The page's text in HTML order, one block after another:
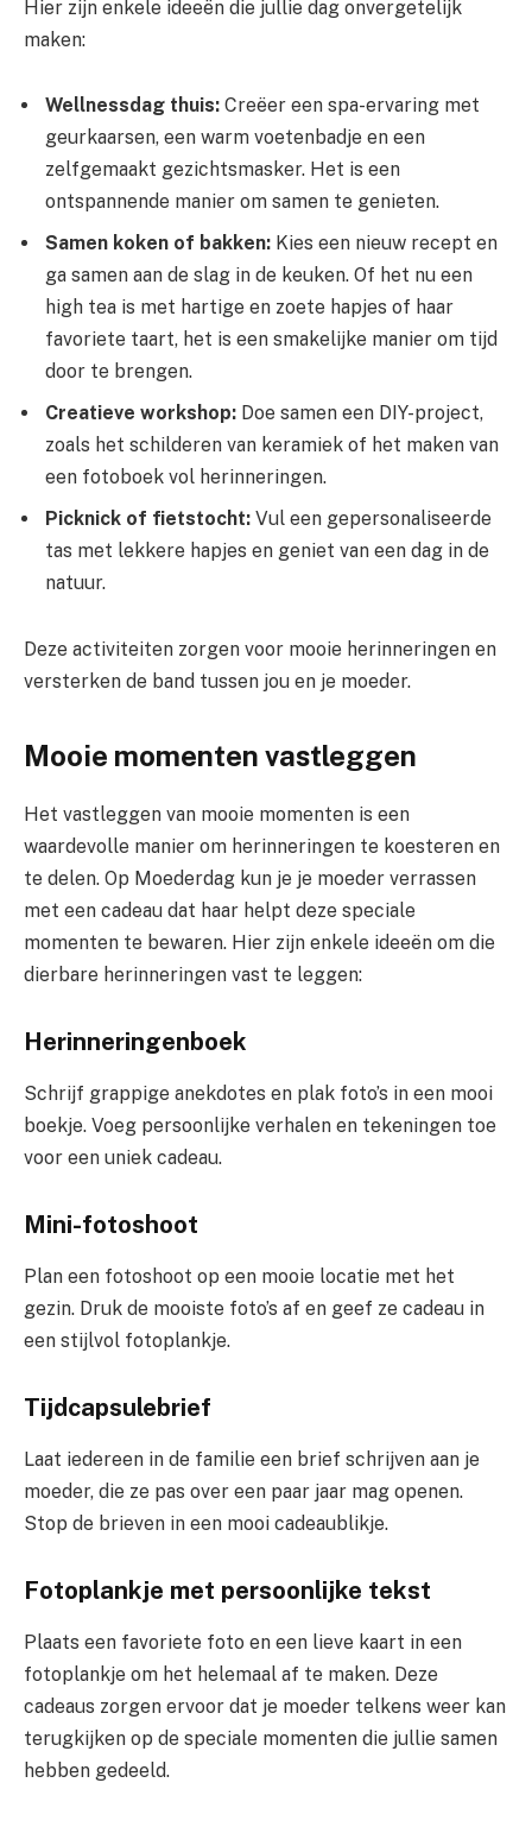
Hier zijn enkele ideeën die jullie dag onvergetelijk
maken:
Wellnessdag thuis: Creëer een spa-ervaring met
geurkaarsen, een warm voetenbadje en een
zelfgemaakt gezichtsmasker. Het is een
ontspannende manier om samen te genieten.
Samen koken of bakken: Kies een nieuw recept en
ga samen aan de slag in de keuken. Of het nu een
high tea is met hartige en zoete hapjes of haar
favoriete taart, het is een smakelijke manier om tijd
door te brengen.
Creatieve workshop: Doe samen een DIY-project,
zoals het schilderen van keramiek of het maken van
een fotoboek vol herinneringen.
Picknick of fietstocht: Vul een gepersonaliseerde
tas met lekkere hapjes en geniet van een dag in de
natuur.
Deze activiteiten zorgen voor mooie herinneringen en
versterken de band tussen jou en je moeder.
Mooie momenten vastleggen
Het vastleggen van mooie momenten is een
waardevolle manier om herinneringen te koesteren en
te delen. Op Moederdag kun je je moeder verrassen
met een cadeau dat haar helpt deze speciale
momenten te bewaren. Hier zijn enkele ideeën om die
dierbare herinneringen vast te leggen:
Herinneringenboek
Schrijf grappige anekdotes en plak foto’s in een mooi
boekje. Voeg persoonlijke verhalen en tekeningen toe
voor een uniek cadeau.
Mini-fotoshoot
Plan een fotoshoot op een mooie locatie met het
gezin. Druk de mooiste foto’s af en geef ze cadeau in
een stijlvol fotoplankje.
Tijdcapsulebrief
Laat iedereen in de familie een brief schrijven aan je
moeder, die ze pas over een paar jaar mag openen.
Stop de brieven in een mooi cadeaublikje.
Fotoplankje met persoonlijke tekst
Plaats een favoriete foto en een lieve kaart in een
fotoplankje om het helemaal af te maken. Deze
cadeaus zorgen ervoor dat je moeder telkens weer kan
terugkijken op de speciale momenten die jullie samen
hebben gedeeld.